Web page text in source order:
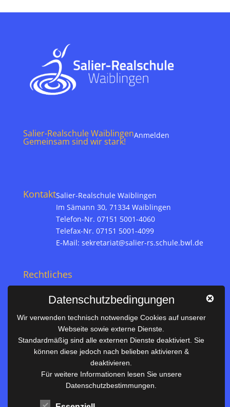
Salier-Realschule Waiblingen
Gemeinsam sind wir stark!
Anmelden
KontaktSalier-Realschule Waiblingen
Im Sämann 30, 71334 Waiblingen
Telefon-Nr. 07151 5001-4060
Telefax-Nr. 07151 5001-4099
E-Mail: sekretariat@salier-rs.schule.bwl.de
Rechtliches
Datenschutz
Nützliches
Vertretungsplan
Unterrichtszeiten
Downloadbereich
Terminkalender
Datenschutzbedingungen
Wir verwenden technisch notwendige Cookies auf unserer
Webseite sowie externe Dienste.
Standardmäßig sind alle externen Dienste deaktiviert. Sie
können diese jedoch nach belieben aktivieren &
deaktivieren.
Für weitere Informationen lesen Sie unsere
Datenschutzbestimmungen.